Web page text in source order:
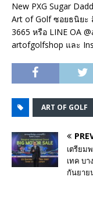
New PXG Sugar
Art of Golf ซอยธนิยะ
3665 หรือ LINE OA
artofgolfshop และ
ART OF GOLF
เตรียม
เทค บา
กันยาย